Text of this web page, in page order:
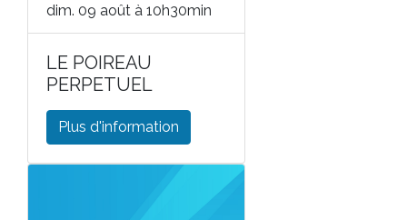
dim. 09 août à 10h30min
LE POIREAU
PERPETUEL
Plus d'information